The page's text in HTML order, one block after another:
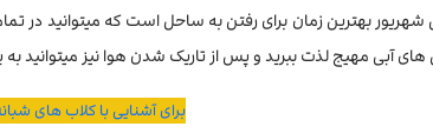
شهریور بهترین زمان برای رفتن به ساحل است که میتوانید در
های آبی مهیج لذت ببرید و پس از تاریک شدن هوا نیز میتوانید
برای آشنایی با کلاب های